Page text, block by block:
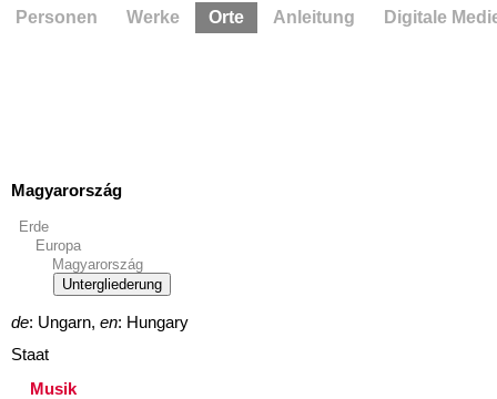
Magyarország
Erde
Europa
Magyarország
Untergliederung
de: Ungarn, en: Hungary
Staat
Musik
Personen Werke Orte Anleitung Digitale